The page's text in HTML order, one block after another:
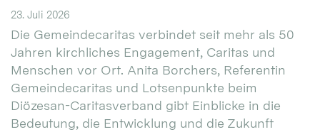
23. Juli 2026
Die Gemeindecaritas verbindet seit mehr als 50
Jahren kirchliches Engagement, Caritas und
Menschen vor Ort. Anita Borchers, Referentin
Gemeindecaritas und Lotsenpunkte beim
Diözesan-Caritasverband gibt Einblicke in die
Bedeutung, die Entwicklung und die Zukunft